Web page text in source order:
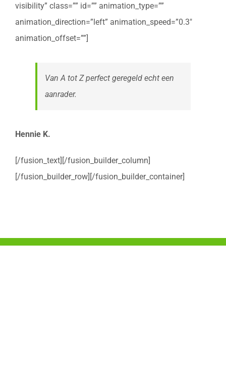
visibility” class=”” id=”” animation_type=””
animation_direction=”left” animation_speed=”0.3″
animation_offset=””]
Van A tot Z perfect geregeld echt een
aanrader.
Hennie K.
[/fusion_text][/fusion_builder_column]
[/fusion_builder_row][/fusion_builder_container]